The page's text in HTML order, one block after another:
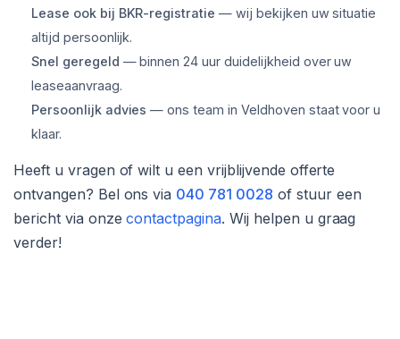
Lease ook bij BKR-registratie — wij bekijken uw situatie
altijd persoonlijk.
Snel geregeld — binnen 24 uur duidelijkheid over uw
leaseaanvraag.
Persoonlijk advies — ons team in Veldhoven staat voor u
klaar.
Heeft u vragen of wilt u een vrijblijvende offerte
ontvangen? Bel ons via 040 781 0028 of stuur een
bericht via onzecontactpagina. Wij helpen u graag
verder!